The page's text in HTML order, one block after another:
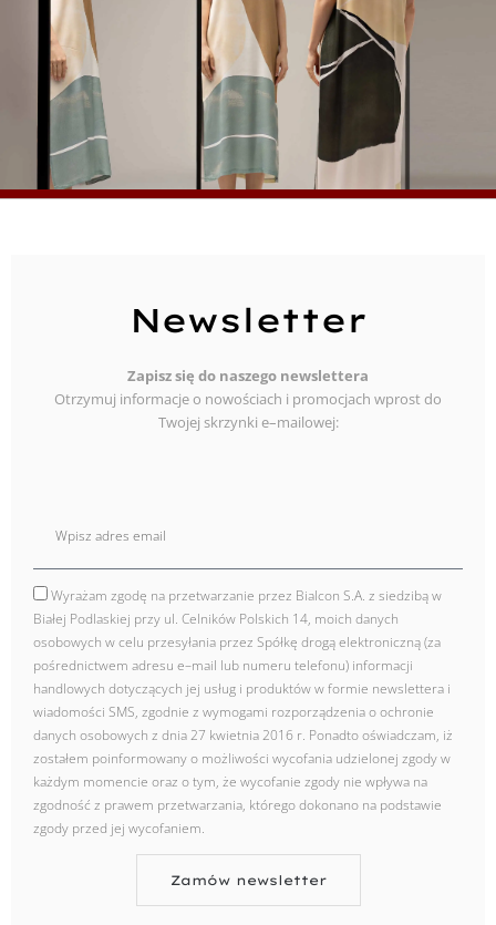
Newsletter
Zapisz się do naszego newslettera
Otrzymuj informacje o nowościach i promocjach wprost do
Twojej skrzynki e–mailowej:
zgodaWyrażam zgodę na przetwarzanie przez Bialcon S.A. z siedzibą w
Białej Podlaskiej przy ul. Celników Polskich 14, moich danych
osobowych w celu przesyłania przez Spółkę drogą elektroniczną (za
pośrednictwem adresu e–mail lub numeru telefonu) informacji
handlowych dotyczących jej usług i produktów w formie newslettera i
wiadomości SMS, zgodnie z wymogami rozporządzenia o ochronie
danych osobowych z dnia 27 kwietnia 2016 r. Ponadto oświadczam, iż
zostałem poinformowany o możliwości wycofania udzielonej zgody w
każdym momencie oraz o tym, że wycofanie zgody nie wpływa na
zgodność z prawem przetwarzania, którego dokonano na podstawie
zgody przed jej wycofaniem.
Zamów newsletter